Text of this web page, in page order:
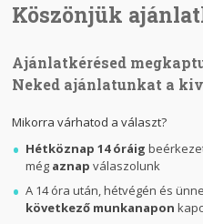
Köszönjük
Ajánlatkérésed
Neked ajánlatunkat a
Mikorra várhatod a választ?
Hétköznap 14 óráig
még aznap válaszolunk
A 14 óra után, hétvégén és
következő munkanapon